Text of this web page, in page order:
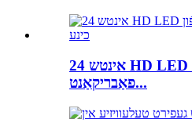
24 אינטש HD LED טעלעוויזיע
פאַבריקאַנט...